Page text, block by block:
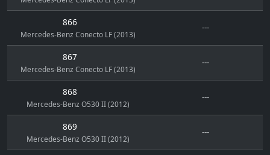
866
Mercedes-Benz Conecto LF (2013)
---
867
Mercedes-Benz Conecto LF (2013)
---
868
Mercedes-Benz O530 II (2012)
---
869
Mercedes-Benz O530 II (2012)
---